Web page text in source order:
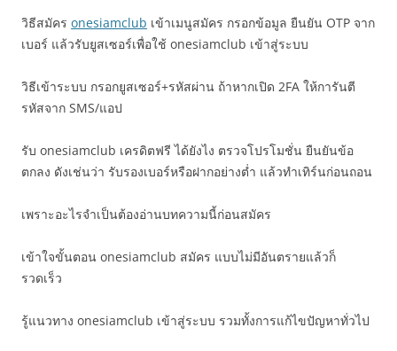
วิธีสมัคร onesiamclub เข้าเมนูสมัคร กรอกข้อมูล ยืนยัน OTP จาก
เบอร์ แล้วรับยูสเซอร์เพื่อใช้ onesiamclub เข้าสู่ระบบ
วิธีเข้าระบบ กรอกยูสเซอร์+รหัสผ่าน ถ้าหากเปิด 2FA ให้การันตี
รหัสจาก SMS/แอป
รับ onesiamclub เครดิตฟรี ได้ยังไง ตรวจโปรโมชั่น ยืนยันข้อ
ตกลง ดังเช่นว่า รับรองเบอร์หรือฝากอย่างต่ำ แล้วทำเทิร์นก่อนถอน
เพราะอะไรจำเป็นต้องอ่านบทความนี้ก่อนสมัคร
เข้าใจขั้นตอน onesiamclub สมัคร แบบไม่มีอันตรายแล้วก็
รวดเร็ว
รู้แนวทาง onesiamclub เข้าสู่ระบบ รวมทั้งการแก้ไขปัญหาทั่วไป